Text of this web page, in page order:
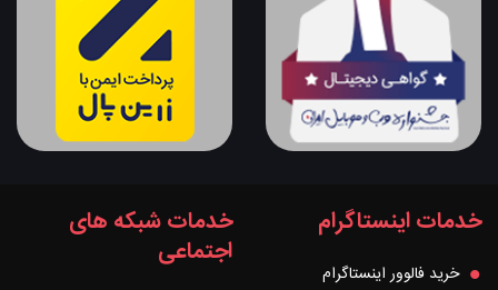
خدمات اینستاگرام
خرید فالوور اینستاگرام
خدمات شبکه های
اجتماعی